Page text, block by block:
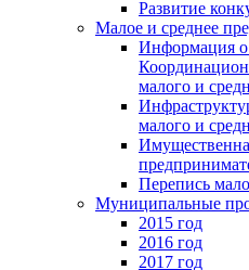
Развитие
Малое и среднее
Информация о
малого и
малого и
Перепись
Муниципальные
2015 год
2016 год
2017 год